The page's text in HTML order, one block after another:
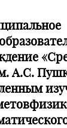
А.С.